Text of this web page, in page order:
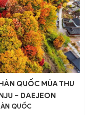
QUỐC MÙA THU
– DAEJEON
QUỐC